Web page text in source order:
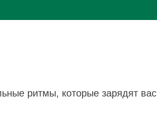
ритмы, которые зарядят вас